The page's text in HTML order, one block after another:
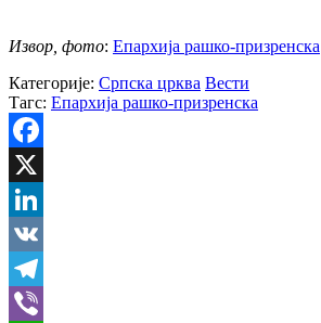
Извор, фото: Епархија рашко-призренска
Категорије: Српска црква Вести
Тагс: Епархија рашко-призренска
Facebook
X
LinkedIn
VK
Telegram